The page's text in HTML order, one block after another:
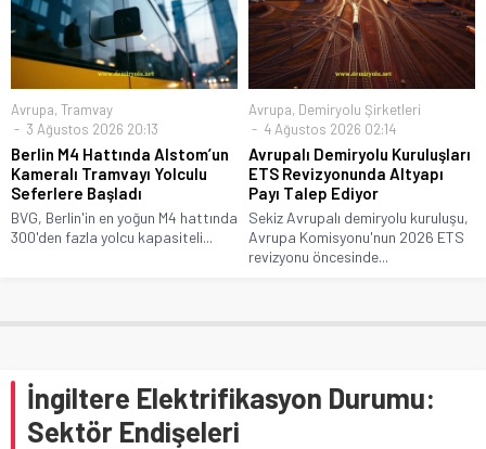
Avrupa, Tramvay
3 Ağustos 2026 20:13
Berlin M4 Hattında Alstom’un
Kameralı Tramvayı Yolculu
Seferlere Başladı
BVG, Berlin'in en yoğun M4 hattında
300'den fazla yolcu kapasiteli...
Avrupa, Demiryolu Şirketleri
4 Ağustos 2026 02:14
Avrupalı Demiryolu Kuruluşları
ETS Revizyonunda Altyapı
Payı Talep Ediyor
Sekiz Avrupalı demiryolu kuruluşu,
Avrupa Komisyonu'nun 2026 ETS
revizyonu öncesinde...
İngiltere Elektrifikasyon Durumu:
Sektör Endişeleri